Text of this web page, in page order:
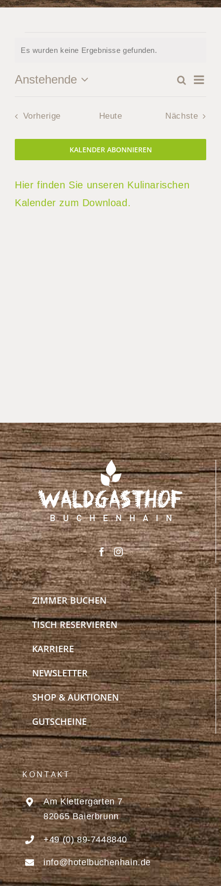
Veranstaltungen
Es wurden keine Ergebnisse gefunden.
Suche
Anstehende
VorherigeVeranstaltungen
Heute
Nächste
KALENDER ABONNIEREN
Hier finden Sie unseren Kulinarischen
Kalender zum Download.
ZIMMER BUCHEN
TISCH RESERVIEREN
KARRIERE
NEWSLETTER
SHOP & AUKTIONEN
GUTSCHEINE
KONTAKT
Am Klettergarten 7
82065 Baierbrunn
+49 (0) 89-7448840
info@hotelbuchenhain.de